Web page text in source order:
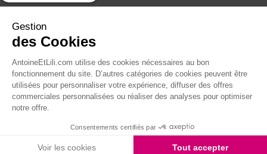
La Maison
Où nous trouver
Suivez-nous
Site réalisé par Kiwik - Agence PrestaShop
Gestion
des Cookies
AntoineEtLili.com utilise des cookies nécessaires au bon
fonctionnement du site. D’autres catégories de cookies peuvent être
utilisées pour personnaliser votre expérience, diffuser des offres
commerciales personnalisées ou réaliser des analyses pour optimiser
notre offre.
Consentements certifiés par
Voir les cookies Tout accepter